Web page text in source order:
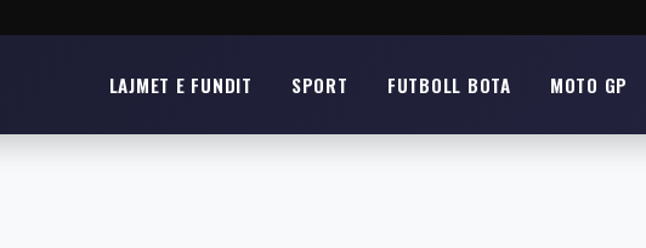
LAJMET E FUNDIT SPORT FUTBOLL BOTA MOTO GP